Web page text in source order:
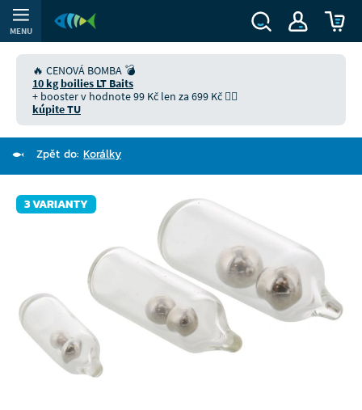
MENU
🔥 CENOVÁ BOMBA 💣
10 kg boilies LT Baits
+ booster v hodnote 99 Kč len za 699 Kč 👉🏻
kúpite TU
Zpět do: Korálky
3 VARIANTY